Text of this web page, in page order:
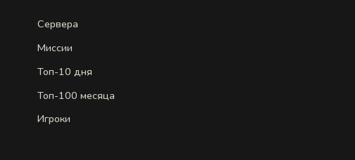
Сервера
Миссии
Топ-10 дня
Топ-100 месяца
Игроки